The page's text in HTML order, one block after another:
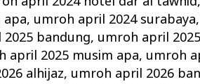
apa, umroh april 2024 surabaya,
bandung, umroh april
april 2025 musim apa, umroh
alhijaz, umroh april 2026